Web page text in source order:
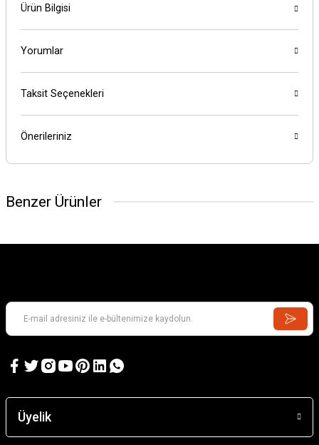
Ürün Bilgisi
Yorumlar
Taksit Seçenekleri
Önerileriniz
Benzer Ürünler
Üyelik